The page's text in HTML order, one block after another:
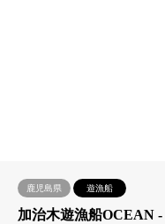
鹿児島県 遊漁船
加治木遊漁船OCEAN